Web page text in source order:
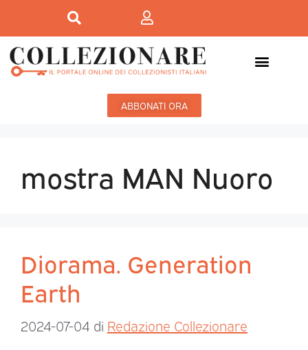
ABBONATI ORA
mostra MAN Nuoro
Diorama. Generation
Earth
2024-07-04 di Redazione Collezionare